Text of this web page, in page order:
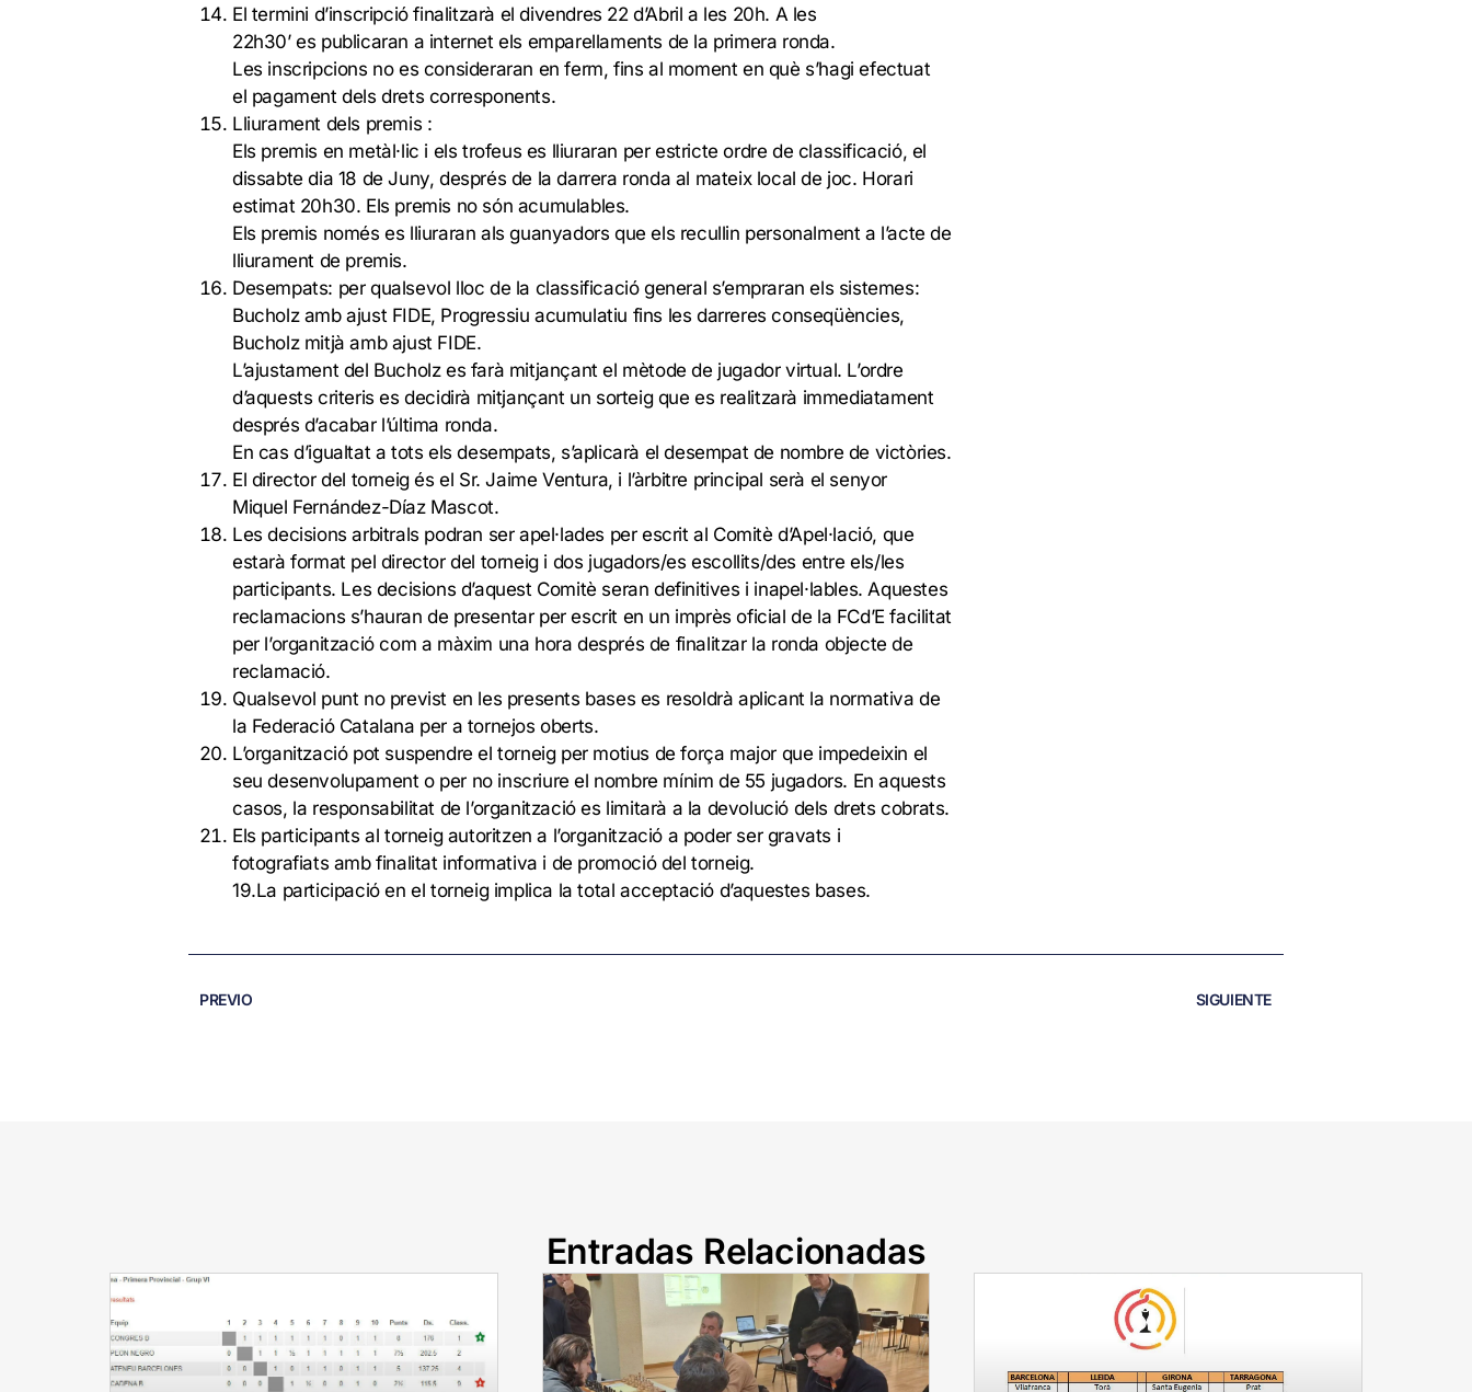
El termini d’inscripció finalitzarà el divendres 22 d’Abril a les 20h. A les
22h30’ es publicaran a internet els emparellaments de la primera ronda.
Les inscripcions no es consideraran en ferm, fins al moment en què s’hagi efectuat
el pagament dels drets corresponents.
Lliurament dels premis :
Els premis en metàl·lic i els trofeus es lliuraran per estricte ordre de classificació, el
dissabte dia 18 de Juny, després de la darrera ronda al mateix local de joc. Horari
estimat 20h30. Els premis no són acumulables.
Els premis només es lliuraran als guanyadors que els recullin personalment a l’acte de
lliurament de premis.
Desempats: per qualsevol lloc de la classificació general s’empraran els sistemes:
Bucholz amb ajust FIDE, Progressiu acumulatiu fins les darreres conseqüències,
Bucholz mitjà amb ajust FIDE.
L’ajustament del Bucholz es farà mitjançant el mètode de jugador virtual. L’ordre
d’aquests criteris es decidirà mitjançant un sorteig que es realitzarà immediatament
després d’acabar l’última ronda.
En cas d’igualtat a tots els desempats, s’aplicarà el desempat de nombre de victòries.
El director del torneig és el Sr. Jaime Ventura, i l’àrbitre principal serà el senyor
Miquel Fernández-Díaz Mascot.
Les decisions arbitrals podran ser apel·lades per escrit al Comitè d’Apel·lació, que
estarà format pel director del torneig i dos jugadors/es escollits/des entre els/les
participants. Les decisions d’aquest Comitè seran definitives i inapel·lables. Aquestes
reclamacions s’hauran de presentar per escrit en un imprès oficial de la FCd’E facilitat
per l’organització com a màxim una hora després de finalitzar la ronda objecte de
reclamació.
Qualsevol punt no previst en les presents bases es resoldrà aplicant la normativa de
la Federació Catalana per a tornejos oberts.
L’organització pot suspendre el torneig per motius de força major que impedeixin el
seu desenvolupament o per no inscriure el nombre mínim de 55 jugadors. En aquests
casos, la responsabilitat de l’organització es limitarà a la devolució dels drets cobrats.
Els participants al torneig autoritzen a l’organització a poder ser gravats i
fotografiats amb finalitat informativa i de promoció del torneig.
19.La participació en el torneig implica la total acceptació d’aquestes bases.
PREVIO SIGUIENTE
Entradas Relacionadas